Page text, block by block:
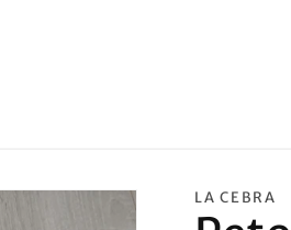
LA CEBRA